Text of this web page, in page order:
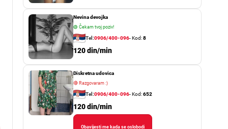
Nevina devojka
🟢 Čekam tvoj poziv!
Tel:0906/400-096- Kod:8
120 din/min
Diskretna udovica
🔴Razgovaram :)
Tel:0906/400-096- Kod:652
120 din/min
Obavijesti me kada se oslobodi